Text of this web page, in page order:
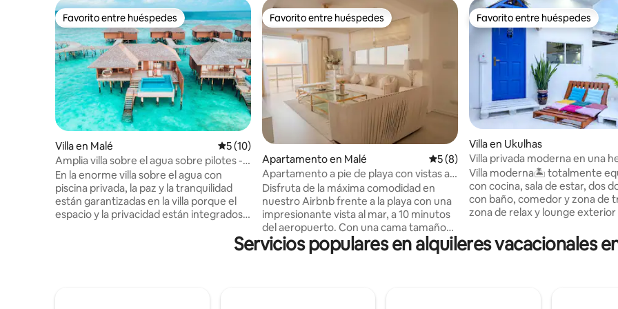
Favorito entre huéspedes
Favorito entre huéspedes
Villa en Malé Calificación promedio: 5 de 5, 10 reseñas
5 (10)
Amplia villa sobre el agua sobre pilotes -
Piscina privada
En la enorme villa sobre el agua con
piscina privada, la paz y la tranquilidad
están garantizadas en la villa porque el
espacio y la privacidad están integrados
Favorito entre huéspedes
Favorito entre huéspedes
Apartamento en Malé Calificación promedio: 5 de 5, 8 reseñas
5 (8)
Apartamento a pie de playa con vistas al
mar
Disfruta de la máxima comodidad en
nuestro Airbnb frente a la playa con una
impresionante vista al mar, a 10 minutos
del aeropuerto. Con una cama tamaño
king y dormitorio doble, wifi gratuito y
belleza pintoresca, es el refugio perfecto
Favorito entre huéspedes
Favorito entre huéspedes
Villa en Ukulhas
Villa privada moderna en una
isla
Villa moderna🏝 totalmente
con cocina, sala de estar, dos
con baño, comedor y zona de
zona de relax y lounge exterior
familia y amigos en la hermosa
Ukulhas en el paraíso de las
minuto a pie de una tienda.
Servicios populares en alquileres vacacionales